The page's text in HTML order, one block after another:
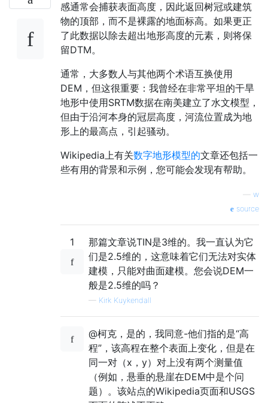
感通常会捕获表面高度，因此返回树冠或建筑
物的顶部，而不是裸露的地面标高。如果更正
了此数据以除去超出地形高度的元素，则将保
留DTM。
通常，大多数人与其他两个术语互换使用
DEM，但这很重要：我曾经在非常平坦的干旱
地形中使用SRTM数据在南美建立了水文模型，
但由于沿河本身的冠层高度，河流位置成为地
形上的最高点，引起骚动。
Wikipedia上有关数字地形模型的文章还包括一
些有用的背景和示例，您可能会发现有帮助。
w
source
1
那篇文章说TIN是3维的。我一直认为它
们是2.5维的，这意味着它们无法对实体
建模，只能对曲面建模。您会说DEM一
般是2.5维的吗？
— Kirk Kuykendall
@柯克，是的，我同意-他们指的是“高
程”，该高程在整个表面上变化，但是在
同一对（x，y）对上没有两个测量值
（例如，悬垂的悬崖在DEM中是个问
题）。该站点的Wikipedia页面和USGS